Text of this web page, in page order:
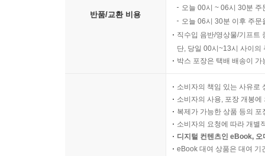
반품/교환 비용
오늘 00시 ~ 06시 30분
오늘 06시 30분 이후 주
직수입 음반/영상물/기프트
단, 당일 00시~13시 사이의
박스 포장은 택배 배송이
소비자의 책임 있는 사유로
소비자의 사용, 포장 개봉
복제가 가능한 상품 등의
소비자의 요청에 따라 개별
디지털 컨텐츠인 eBook,
eBook 대여 상품은 대여 기